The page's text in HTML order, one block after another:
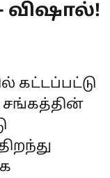
விஷால்!
கட்டப்பட்டு
சங்கத்தின்